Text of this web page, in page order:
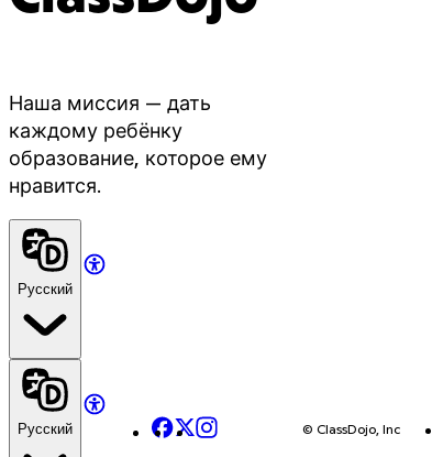
Наша миссия — дать
каждому ребёнку
образование, которое ему
нравится.
Русский
Русский Facebook
X Instagram © ClassDojo, Inc